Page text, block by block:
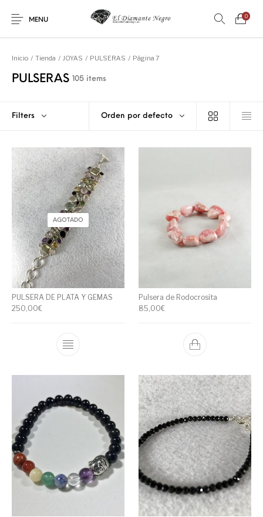
MENU
0
Novedades En oferta ! DECORACIÓN DINOSAURIOS
ESOTERISMO FÓSILES
MINERALES
PRODUCTOS DE
CONSUMO
Inicio / Tienda / JOYAS / PULSERAS / Página 7
PULSERAS 105 items
Filters Orden por defecto
AGOTADO
PULSERA DE PLATA Y GEMAS
250,00€
Pulsera de Rodocrosita
85,00€